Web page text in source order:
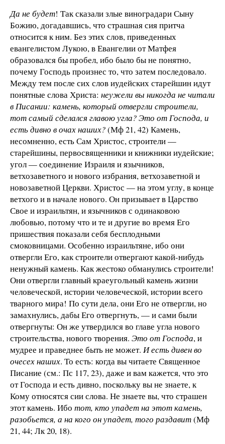
Да не будет! Так сказали злые виноградари Сыну
Божию, догадавшись, что страшная сия притча
относится к ним. Без этих слов, приведенных
евангелистом Лукою, в Евангелии от Матфея
образовался бы пробел, ибо было бы не понятно,
почему Господь произнес то, что затем последовало.
Между тем после сих слов иудейских старейшин идут
понятные слова Христа: неужели вы никогда не читали
в Писании: камень, который отвергли строители,
тот самый сделался главою угла? Это от Гос­пода, и
есть дивно в очах наших?(Мф 21, 42) Камень,
несомненно, есть Сам Христос, строители —
старейшины, первосвященники и книжники иудейские;
угол — соединение Израиля и язычников,
ветхозаветного и нового избрания, ветхозаветной и
новозаветной Церкви. Хрис­тос — на этом углу, в конце
ветхого и в начале нового. Он призывает в Царство
Свое и израильтян, и язычников с одинаковою
любовью, потому что и те и другие во время Его
пришествия показали себя бесплодными
смоковницами. Особенно израильтяне, ибо они
отвергли Его, как строители отвергают какой-нибудь
ненужный камень. Как жестоко обманулись строители!
Они отвергли главный краеугольный камень жизни
человеческой, истории человеческой, истории всего
тварного мира! По сути дела, они Его не отвергли, но
замахнулись, дабы Его отвергнуть, — и сами были
отвергнуты: Он же утвердился во главе угла нового
строительства, нового творения. Это от Господа, и
мудрее и праведнее быть не может. И есть дивен во
очесех наших. То есть: когда вы читаете Священное
Писание (см.: Пс 117, 23), даже и вам кажется, что это
от Господа и есть дивно, поскольку вы не знаете, к
Кому относятся сии слова. Не знаете вы, что страшен
этот камень. Ибо тот, кто упадет на этот камень,
разобьется, а на кого он упадет, того раздавит(Мф
21, 44; Лк 20, 18).